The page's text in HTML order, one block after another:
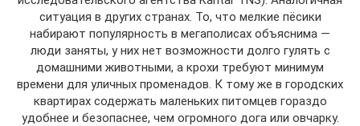
ситуация в других странах. То, что мелкие пёсики
набирают популярность в мегаполисах объяснима —
люди заняты, у них нет возможности долго гулять с
домашними животными, а крохи требуют минимум
времени для уличных променадов. К тому же в городских
квартирах содержать маленьких питомцев гораздо
удобнее и безопаснее, чем огромного дога или овчарку.